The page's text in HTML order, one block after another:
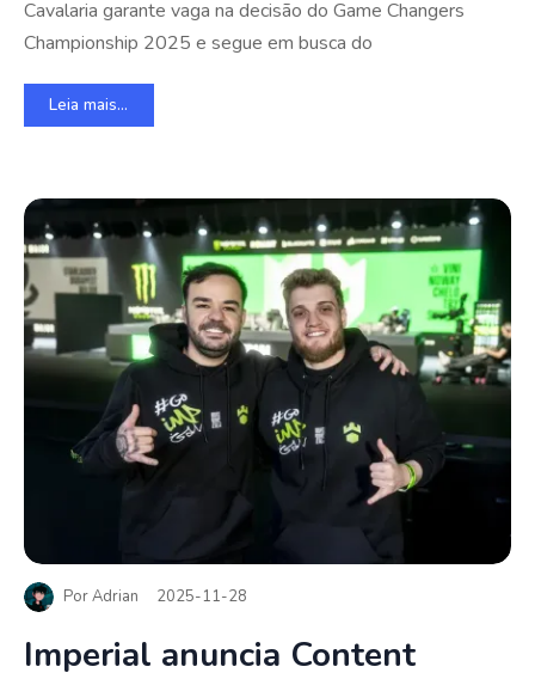
Cavalaria garante vaga na decisão do Game Changers
Championship 2025 e segue em busca do
Leia mais...
PorAdrian 2025-11-28
Imperial anuncia Content